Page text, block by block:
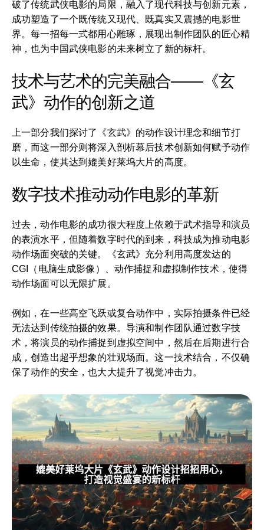
破了传统武侠电影的局限，融入了现代科技与创新元素，
成功塑造了一个既传统又现代、既真实又震撼的电影世
界。每一招每一式都用心雕琢，展现出制作团队的匠心精
神，也为中国武侠电影的未来树立了新的标杆。
技术与艺术的完美融合——《玄
武》动作的创新之道
上一部分我们探讨了《玄武》的动作设计理念和细节打
磨，而这一部分则将深入剖析幕后技术创新如何赋予动作
以生命，使其达到媲美好莱坞大片的高度。
数字技术推动动作电影的革新
过去，动作电影的成功很大程度上依赖于武术指导和演员
的表演水平，但随着数字时代的到来，科技成为推动电影
动作场面突破的关键。《玄武》充分利用高度发达的
CGI（电脑生成影像）、动作捕捉和虚拟制作技术，使得
动作场面可以无限扩展。
例如，在一些高空飞跃或复合动作中，实际拍摄条件已经
无法达到传统拍摄的效果。导演和制作团队通过数字技
术，将演员的动作捕捉到虚拟空间中，然后在后期进行合
成，创造出超乎想象的壮观场面。这一技术结合，不仅确
保了动作的安全，也大大提升了视觉冲击力。